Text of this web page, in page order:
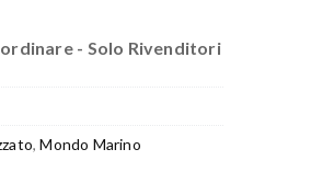
- Solo Rivenditori
,Mondo Marino